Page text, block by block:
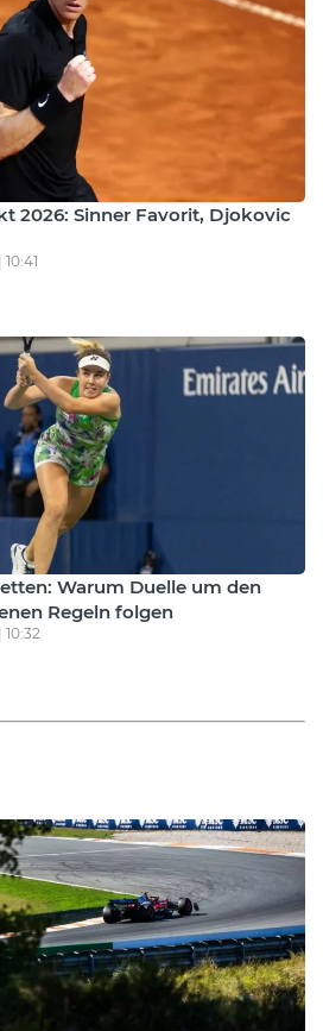
2026: Sinner Favorit, Djokovic
Warum Duelle um den
Regeln folgen